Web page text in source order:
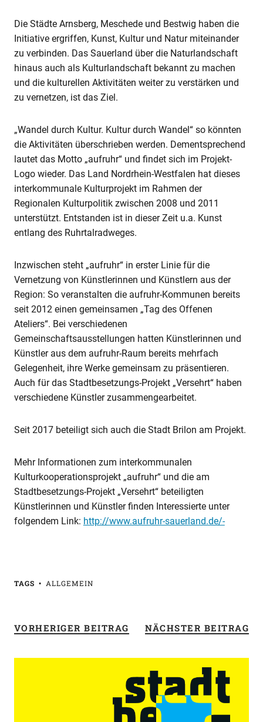
Die Städte Arnsberg, Meschede und Bestwig haben die
Initiative ergriffen, Kunst, Kultur und Natur miteinander
zu verbinden. Das Sauerland über die Naturlandschaft
hinaus auch als Kulturlandschaft bekannt zu machen
und die kulturellen Aktivitäten weiter zu verstärken und
zu vernetzen, ist das Ziel.
„Wandel durch Kultur. Kultur durch Wandel“ so könnten
die Aktivitäten überschrieben werden. Dementsprechend
lautet das Motto „aufruhr“ und findet sich im Projekt-
Logo wieder. Das Land Nordrhein-Westfalen hat dieses
interkommunale Kulturprojekt im Rahmen der
Regionalen Kulturpolitik zwischen 2008 und 2011
unterstützt. Entstanden ist in dieser Zeit u.a. Kunst
entlang des Ruhrtalradweges.
Inzwischen steht „aufruhr“ in erster Linie für die
Vernetzung von Künstlerinnen und Künstlern aus der
Region: So veranstalten die aufruhr-Kommunen bereits
seit 2012 einen gemeinsamen „Tag des Offenen
Ateliers“. Bei verschiedenen
Gemeinschaftsausstellungen hatten Künstlerinnen und
Künstler aus dem aufruhr-Raum bereits mehrfach
Gelegenheit, ihre Werke gemeinsam zu präsentieren.
Auch für das Stadtbesetzungs-Projekt „Versehrt“ haben
verschiedene Künstler zusammengearbeitet.
Seit 2017 beteiligt sich auch die Stadt Brilon am Projekt.
Mehr Informationen zum interkommunalen
Kulturkooperationsprojekt „aufruhr“ und die am
Stadtbesetzungs-Projekt „Versehrt“ beteiligten
Künstlerinnen und Künstler finden Interessierte unter
folgendem Link: http://www.aufruhr-sauerland.de/-
TAGS ALLGEMEIN
VORHERIGER BEITRAG NÄCHSTER BEITRAG